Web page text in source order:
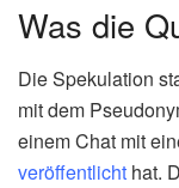
Was die
Die Spekulation
mit dem
einem Chat mit
veröffentlicht hat.